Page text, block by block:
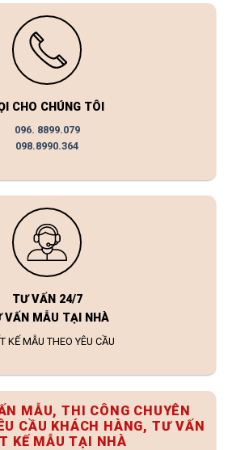
CHO CHÚNG TÔI
096. 8899.079
098.8990.364
TƯ VẤN 24/7
VẤN MẪU TẠI NHÀ
KẾ MẪU THEO YÊU CẦU
MẪU, THI CÔNG CHUYÊN
CẦU KHÁCH HÀNG, TƯ VẤN
KẾ MẪU TẠI NHÀ